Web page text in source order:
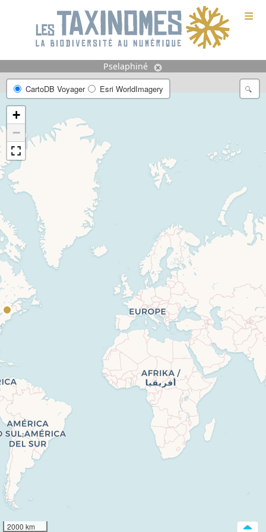
≡
Pselaphiné
CartoDB Voyager
Esri WorldImagery
+
−
2000 km